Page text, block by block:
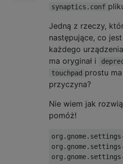
synaptics.conf
Jedną z rzeczy,
następujące, co
każdego
ma oryginał i
touchpad prostu ma
przyczyna?
Nie wiem jak
pomóż!